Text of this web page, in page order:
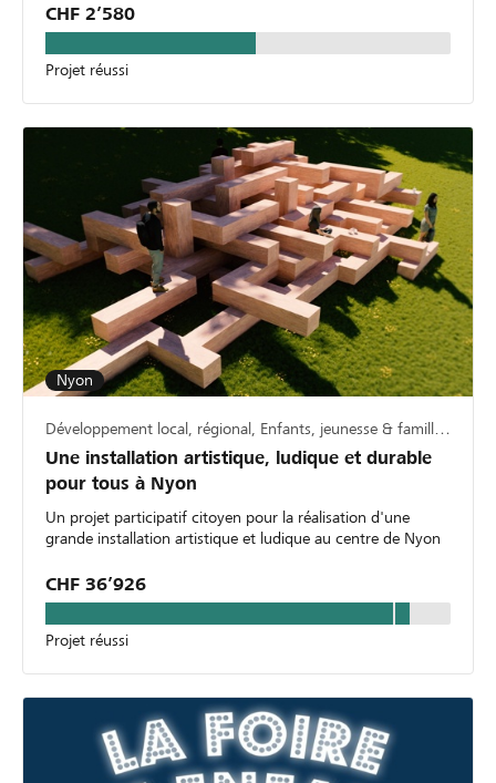
CHF 2’580
Projet réussi
Nyon
Développement local, régional, Enfants, jeunesse & famille, Culture & art
Une installation artistique, ludique et durable
pour tous à Nyon
Un projet participatif citoyen pour la réalisation d'une
grande installation artistique et ludique au centre de Nyon
CHF 36’926
Projet réussi